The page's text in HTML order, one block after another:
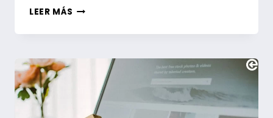
LEER MÁS ¿CUÁL
LA
DESTINATARIO
IMPORTADOR
REGISTRADO?